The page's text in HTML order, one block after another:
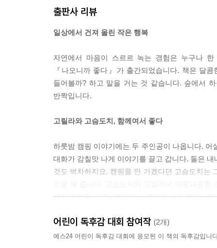
출판사 리뷰
일상에서 건져 올린 작은 행복
자연에서 마음이 스르르 녹는 경험은 누구나
『나오니까 좋다』가 출간되었습니다. 책은 달
들어볼까? 하고 말을 거는 것 같습니다. 숲에서
반짝입니다.
고릴라와 고슴도치, 함께여서 좋다
하룻밤 캠핑 이야기에는 두 주인공이 나옵니다.
대화가 감칠맛 나게 이야기를 끌고 갑니다. 둘은
것도 벅차하지요. 캠핑을 안 가겠다던 고슴도치는
부모 자식일 수도, 연인이나 부부일 수도 있습니
하루 종일 싸울 것만 같더니 “나오니까 좋다”를
어린이 독후감 대회 참여작 (2개)
예스24 어린이 독후감 대회에 응모된 이 책의 독후감입니